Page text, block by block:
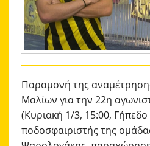
Παραμονή της
Μαλίων για την 22η
(Κυριακή 1/3, 15:00,
ποδοσφαιριστής της